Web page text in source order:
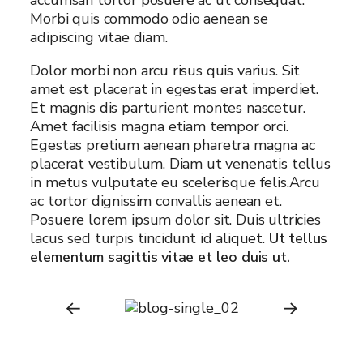
Morbi quis commodo odio aenean se
adipiscing vitae diam.
Dolor morbi non arcu risus quis varius. Sit
amet est placerat in egestas erat imperdiet.
Et magnis dis parturient montes nascetur.
Amet facilisis magna etiam tempor orci.
Egestas pretium aenean pharetra magna ac
placerat vestibulum. Diam ut venenatis tellus
in metus vulputate eu scelerisque felis.Arcu
ac tortor dignissim convallis aenean et.
Posuere lorem ipsum dolor sit. Duis ultricies
lacus sed turpis tincidunt id aliquet. Ut tellus
elementum sagittis vitae et leo duis ut.